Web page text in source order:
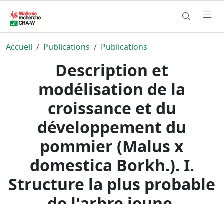
Accueil Publications Publications
Description et
modélisation de la
croissance et du
développement du
pommier (Malus x
domestica Borkh.). I.
Structure la plus probable